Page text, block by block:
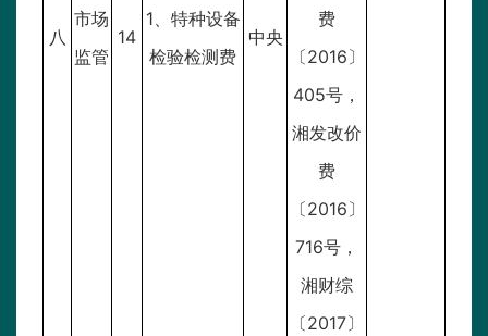
八
市场
监管
14
1、特种设备
检验检测费
中央
费
〔2016〕
405号，
湘发改价
费
〔2016〕
716号，
湘财综
〔2017〕